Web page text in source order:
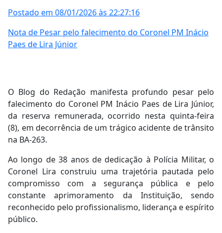
Postado em 08/01/2026 às 22:27:16
Nota de Pesar pelo falecimento do Coronel PM Inácio
Paes de Lira Júnior
O Blog do Redação manifesta profundo pesar pelo
falecimento do Coronel PM Inácio Paes de Lira Júnior,
da reserva remunerada, ocorrido nesta quinta-feira
(8), em decorrência de um trágico acidente de trânsito
na BA-263.
Ao longo de 38 anos de dedicação à Polícia Militar, o
Coronel Lira construiu uma trajetória pautada pelo
compromisso com a segurança pública e pelo
constante aprimoramento da Instituição, sendo
reconhecido pelo profissionalismo, liderança e espírito
público.